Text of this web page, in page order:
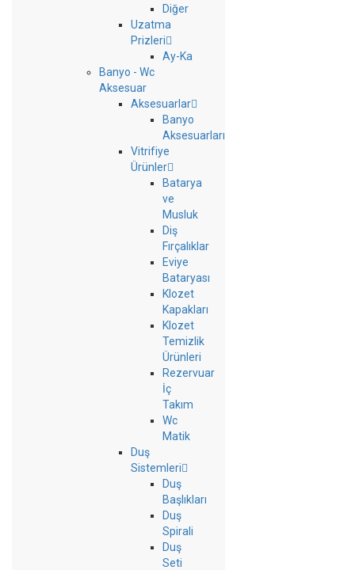
Diğer
Uzatma
Prizleri
Ay-Ka
Banyo - Wc
Aksesuar
Aksesuarlar
Banyo
Aksesuarları
Vitrifiye
Ürünler
Batarya
ve
Musluk
Diş
Fırçalıklar
Eviye
Bataryası
Klozet
Kapakları
Klozet
Temizlik
Ürünleri
Rezervuar
İç
Takım
Wc
Matik
Duş
Sistemleri
Duş
Başlıkları
Duş
Spirali
Duş
Seti